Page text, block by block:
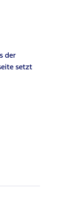
der
setzt